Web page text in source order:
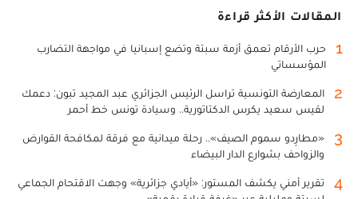
المقالات الأكثر قراءة
1
حرب الأرقام تعمق أزمة سبتة وتضع إسبانيا في مواجهة التضارب
المؤسساتي
2
المعارضة التونسية تراسل الرئيس الجزائري عبد المجيد تبون: دعمك
لقيس سعيد يكرس الدكتاتورية.. وسيادة تونس خط أحمر
3
«مطارِدو سموم الصيف».. رحلة ميدانية مع فرقة لمكافحة القوارض
والزواحف بشوارع الدار البيضاء
4
تقرير أمني يكشف المستور: «أيادي جزائرية» وجهت الاقتحام الجماعي